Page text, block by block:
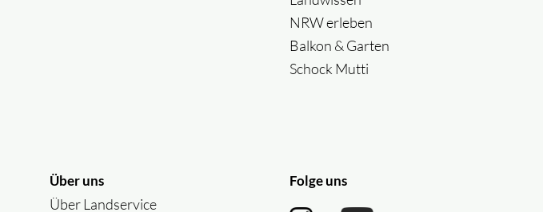
NRW erleben
Balkon & Garten
Schock Mutti
Über uns
Über Landservice
Folge uns